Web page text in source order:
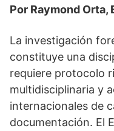
Por Raymond
La investigación
constituye una
requiere protocolo
multidisciplinaria y
internacionales de
documentación. El